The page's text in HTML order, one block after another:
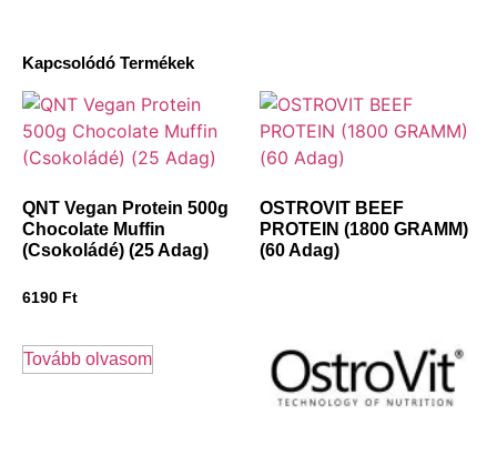
Kapcsolódó Termékek
QNT Vegan Protein 500g
Chocolate Muffin
(Csokoládé) (25 Adag)
6190 Ft
Tovább olvasom
OSTROVIT BEEF
PROTEIN (1800 GRAMM)
(60 Adag)